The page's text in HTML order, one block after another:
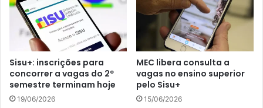
Sisu+: inscrições para
concorrer a vagas do 2º
semestre terminam hoje
19/06/2026
MEC libera consulta a
vagas no ensino superior
pelo Sisu+
15/06/2026